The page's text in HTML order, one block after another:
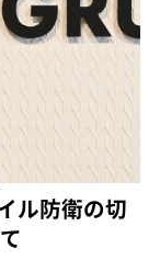
ル防衛の切